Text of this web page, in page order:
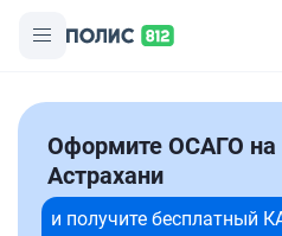
Оформите ОСАГО на
Астрахани
и получите бесплатный